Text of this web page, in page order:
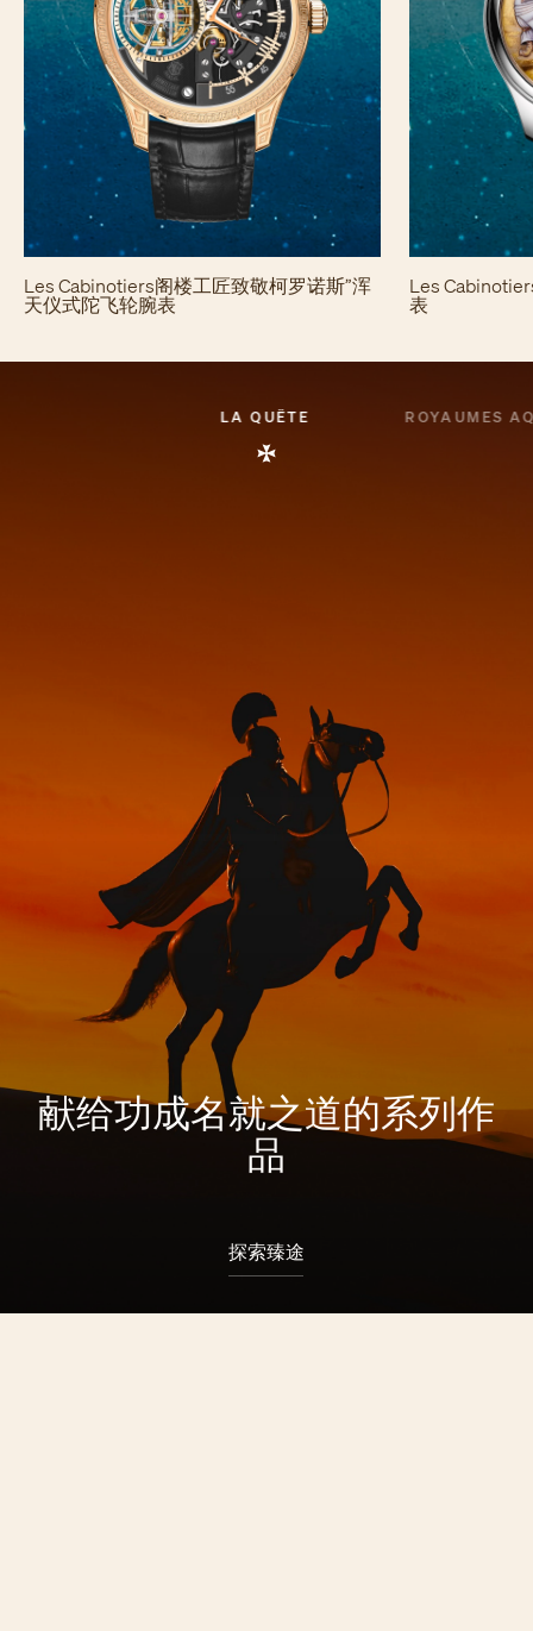
Les Cabinotiers阁楼工匠致敬柯罗诺斯”浑
天仪式陀飞轮腕表
Les
表
LA QUÊTE ROYAUMES
献给功成名就之道的系列作
品
探索臻途